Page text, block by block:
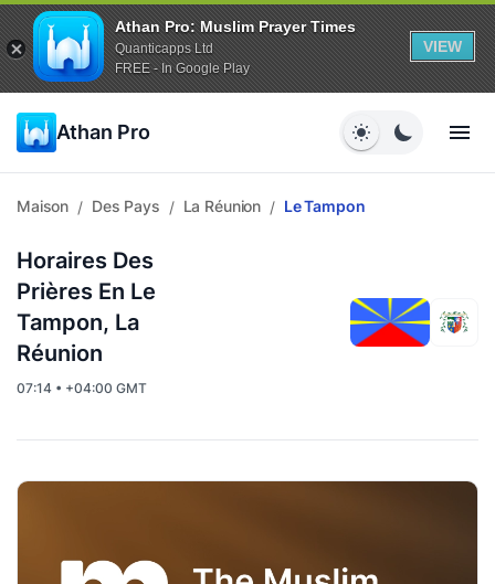
Athan Pro: Muslim Prayer Times
Quanticapps Ltd
FREE - In Google Play
VIEW
Athan Pro
Maison / Des Pays / La Réunion / Le Tampon
Horaires Des
Prières En Le
Tampon, La
Réunion
07:14 • +04:00 GMT